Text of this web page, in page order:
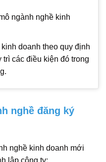
ngành nghề kinh
doanh theo quy định
các điều kiện đó trong
nghề đăng ký
nghề kinh doanh mới